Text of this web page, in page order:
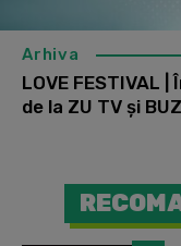
Arhiva
LOVE FESTIVAL
de la ZU TV și